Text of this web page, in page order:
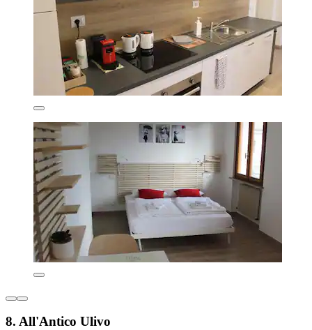
8. All'Antico Ulivo